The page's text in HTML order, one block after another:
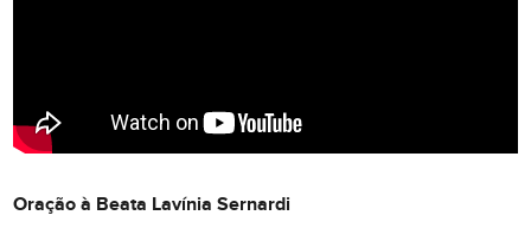
Oração à Beata Lavínia Sernardi